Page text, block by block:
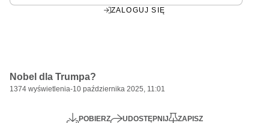
ZALOGUJ SIĘ
Nobel dla Trumpa?
1374 wyświetlenia-10 października 2025, 11:01
POBIERZ UDOSTĘPNIJ ZAPISZ